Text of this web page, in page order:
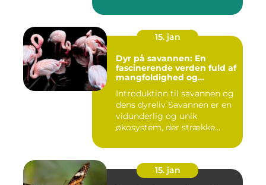
15. jan
Dyr på savannen: En
fascinerende verden fuld af
mangfoldighed og
Introduktion til savannen og
dens dyreliv Savannen er en
vidunderlig og unik
økosystem, der strække...
15. jan